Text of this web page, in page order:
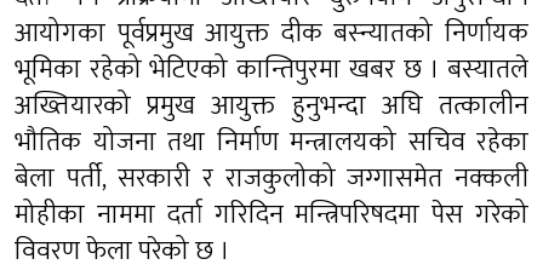
आयोगका पूर्वप्रमुख आयुक्त दीक बस्न्यातको निर्णायक
भूमिका रहेको भेटिएको कान्तिपुरमा खबर छ । बस्यातले
अख्तियारको प्रमुख आयुक्त हुनुभन्दा अघि तत्कालीन
भौतिक योजना तथा निर्माण मन्त्रालयको सचिव रहेका
बेला पर्ती, सरकारी र राजकुलोको जग्गासमेत नक्कली
मोहीका नाममा दर्ता गरिदिन मन्त्रिपरिषदमा पेस गरेको
विवरण फेला परेको छ ।